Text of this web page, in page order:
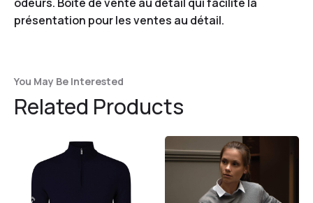
présentation pour les ventes au détail.
You May Be Interested
Related Products